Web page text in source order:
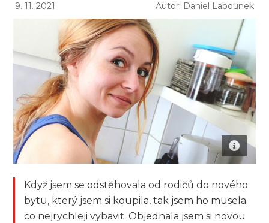
9. 11. 2021 Autor: Daniel Labounek
Když jsem se odstěhovala od rodičů do nového
bytu, který jsem si koupila, tak jsem ho musela
co nejrychleji vybavit. Objednala jsem si novou